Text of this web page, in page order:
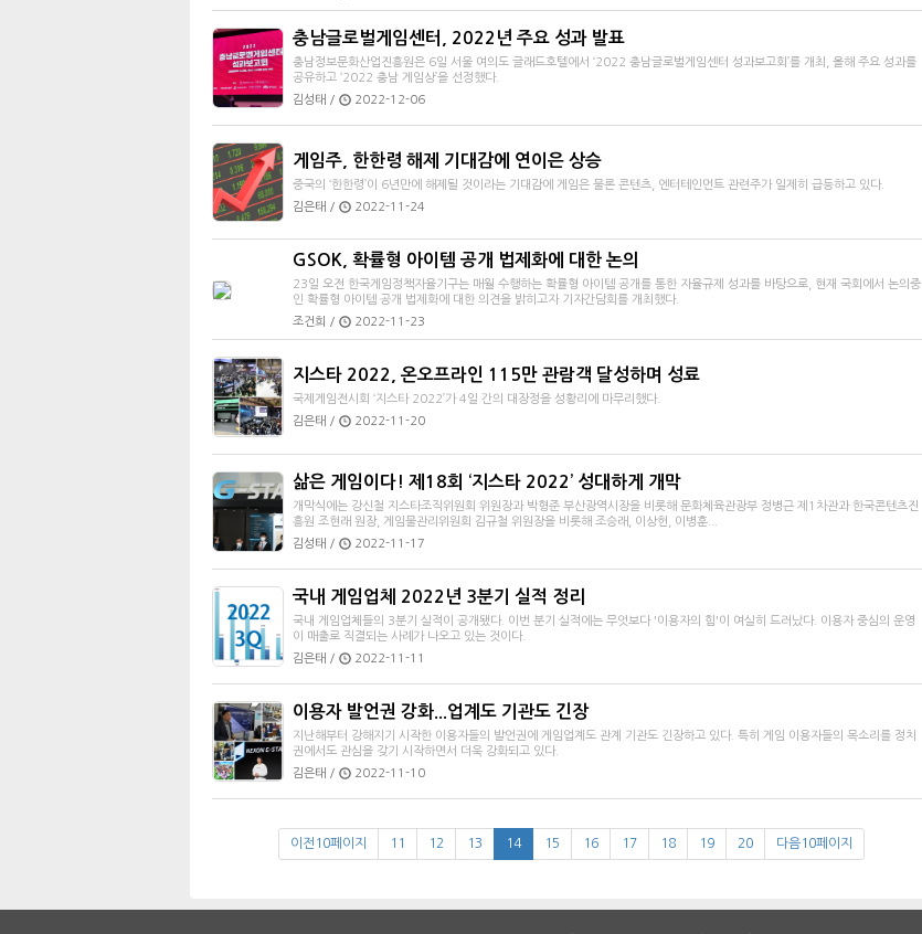
충남글로벌게임센터, 2022년 주요 성과 발표
충남정보문화산업진흥원은 6일 서울 여의도 글래드호텔에서 ‘2022 충남글로벌게임센터 성과보고회’를 개최, 올해 주요 성과를
공유하고 ‘2022 충남 게임상’을 선정했다.
김성태 /
2022-12-06
게임주, 한한령 해제 기대감에 연이은 상승
중국의 ‘한한령’이 6년만에 해제될 것이라는 기대감에 게임은 물론 콘텐츠, 엔터테인먼트 관련주가 일제히 급등하고 있다.
김은태 /
2022-11-24
GSOK, 확률형 아이템 공개 법제화에 대한 논의
23일 오전 한국게임정책자율기구는 매월 수행하는 확률형 아이템 공개를 통한 자율규제 성과를 바탕으로, 현재 국회에서 논의중
인 확률형 아이템 공개 법제화에 대한 의견을 밝히고자 기자간담회를 개최했다.
조건희 /
2022-11-23
지스타 2022, 온오프라인 115만 관람객 달성하며 성료
국제게임전시회 ‘지스타 2022’가 4일 간의 대장정을 성황리에 마무리했다.
김은태 /
2022-11-20
삶은 게임이다! 제18회 ‘지스타 2022’ 성대하게 개막
개막식에는 강신철 지스타조직위원회 위원장과 박형준 부산광역시장을 비롯해 문화체육관광부 정병근 제1차관과 한국콘텐츠진
흥원 조현래 원장, 게임물관리위원회 김규철 위원장을 비롯해 조승래, 이상헌, 이병훈...
김성태 /
2022-11-17
국내 게임업체 2022년 3분기 실적 정리
국내 게임업체들의 3분기 실적이 공개됐다. 이번 분기 실적에는 무엇보다 '이용자의 힘'이 여실히 드러났다. 이용자 중심의 운영
이 매출로 직결되는 사례가 나오고 있는 것이다.
김은태 /
2022-11-11
이용자 발언권 강화...업계도 기관도 긴장
지난해부터 강해지기 시작한 이용자들의 발언권에 게임업계도 관계 기관도 긴장하고 있다. 특히 게임 이용자들의 목소리를 정치
권에서도 관심을 갖기 시작하면서 더욱 강화되고 있다.
김은태 /
2022-11-10
이전10페이지 11 12 13 14 15 16 17 18 19 20 다음10페이지